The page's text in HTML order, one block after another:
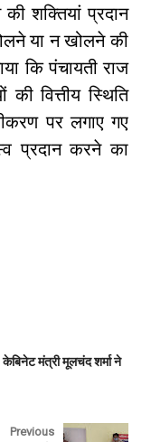
की शक्तियां प्रदान
या न खोलने की
कि पंचायती राज
वित्तीय स्थिति
पर लगाए गए
प्रदान करने का
मंत्री मूलचंद शर्मा ने
Previous